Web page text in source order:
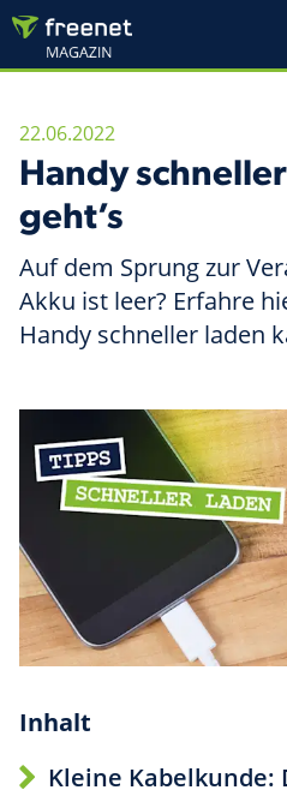
22.06.2022
Handy
geht’s
Auf dem Sprung zur
Akku ist leer? Erfahre
Handy schneller laden
Inhalt
Kleine Kabelkunde: